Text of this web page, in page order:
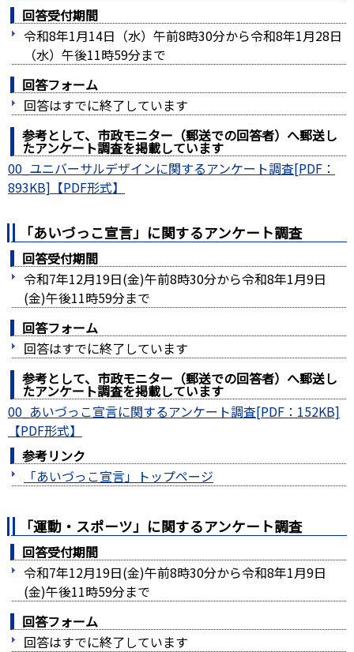
回答受付期間
令和8年1月14日（水）午前8時30分から令和8年1月28日
（水）午後11時59分まで
回答フォーム
回答はすでに終了しています
参考として、市政モニター（郵送での回答者）へ郵送し
たアンケート調査を掲載しています
00_ユニバーサルデザインに関するアンケート調査[PDF：
893KB]
「あいづっこ宣言」に関するアンケート調査
回答受付期間
令和7年12月19日(金)午前8時30分から令和8年1月9日
(金)午後11時59分まで
回答フォーム
回答はすでに終了しています
参考として、市政モニター（郵送での回答者）へ郵送し
たアンケート調査を掲載しています
00_あいづっこ宣言に関するアンケート調査[PDF：152KB]
参考リンク
「あいづっこ宣言」トップページ
「運動・スポーツ」に関するアンケート調査
回答受付期間
令和7年12月19日(金)午前8時30分から令和8年1月9日
(金)午後11時59分まで
回答フォーム
回答はすでに終了しています